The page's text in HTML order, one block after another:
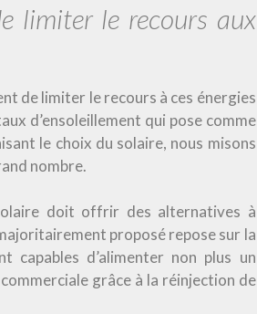
limiter le recours aux
de limiter le recours à ces énergies
d’ensoleillement qui pose comme
le choix du solaire, nous misons
nombre.
doit offrir des alternatives à
proposé repose sur la
capables d’alimenter non plus un
grâce à la réinjection de